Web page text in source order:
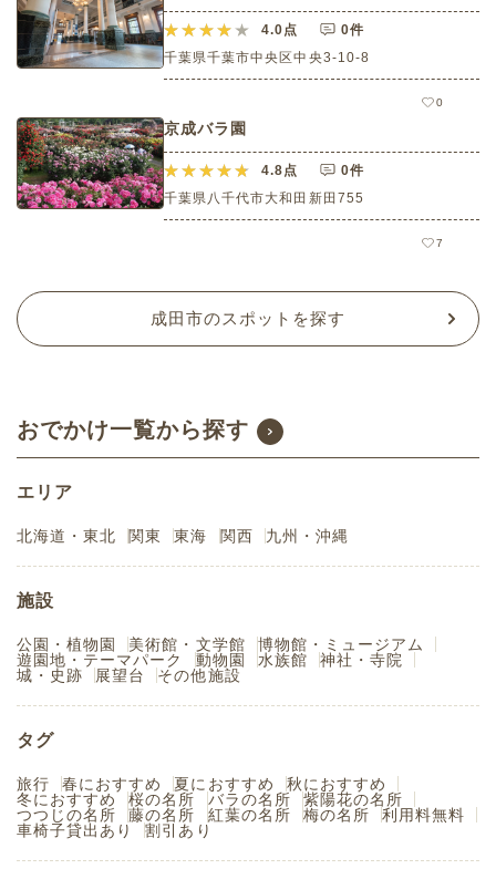
4.0点
0件
千葉県千葉市中央区中央3-10-8
0
京成バラ園
4.8点
0件
千葉県八千代市大和田新田755
7
成田市のスポットを探す
おでかけ一覧から探す
エリア
北海道・東北 関東 東海 関西 九州・沖縄
施設
公園・植物園 美術館・文学館
博物館・ミュージアム
遊園地・テーマパーク
動物園 水族館
神社・寺院
城・史跡
展望台 その他施設
タグ
旅行 春におすすめ 夏におすすめ
秋におすすめ
冬におすすめ
桜の名所 バラの名所
紫陽花の名所
つつじの名所
藤の名所 紅葉の名所 梅の名所
利用料無料
車椅子貸出あり
割引あり